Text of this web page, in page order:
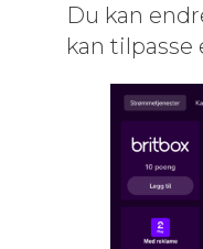
Du kan
kan tilpasse